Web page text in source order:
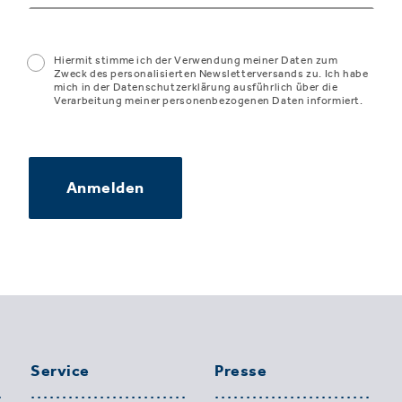
Hiermit stimme ich der Verwendung meiner Daten zum
Zweck des personalisierten Newsletterversands zu. Ich habe
mich in der Datenschutzerklärung ausführlich über die
Verarbeitung meiner personenbezogenen Daten informiert.
Anmelden
Service Presse